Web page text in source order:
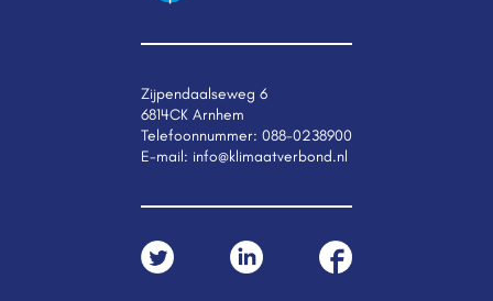
Zijpendaalseweg 6
6814CK Arnhem
Telefoonnummer: 088-0238900
E-mail: info@klimaatverbond.nl